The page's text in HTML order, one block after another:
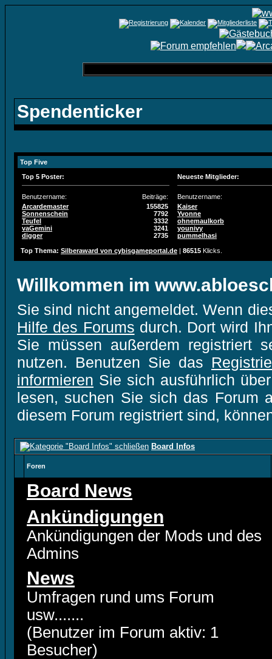
Spendenticker
Top Five
Top 5 Poster:
Benutzername:
Beiträge:
Arcardemaster
Sonnenschein
Teufel
vaGemini
digger
155825
7792
3332
3241
2735
Neueste Mitglieder:
Benutzername:
Kaiser
Yvonne
ohnemaulkorb
younivy
pummelhasi
Top Thema: Silberaward von cybisgameportal.de | 86515 Klicks.
Willkommen im
Sie sind nicht angemeldet. Wenn
Hilfe des Forums durch. Dort wird
Sie müssen außerdem registriert
nutzen. Benutzen Sie das
informieren Sie sich ausführlich
lesen, suchen Sie sich das Forum
diesem Forum registriert sind,
Board Infos
Foren
Board News
Ankündigungen
Ankündigungen der Mods und des
Admins
News
Umfragen rund ums Forum
usw.......
(Benutzer im Forum aktiv: 1
Besucher)